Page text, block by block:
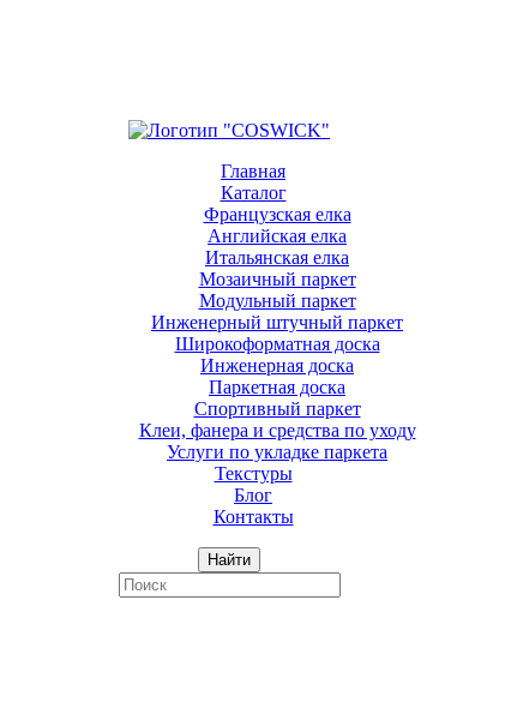
Главная
Каталог
Французская елка
Английская елка
Итальянская елка
Мозаичный паркет
Модульный паркет
Инженерный штучный паркет
Широкоформатная доска
Инженерная доска
Паркетная доска
Спортивный паркет
Клеи, фанера и средства по уходу
Услуги по укладке паркета
Текстуры
Блог
Контакты
Найти